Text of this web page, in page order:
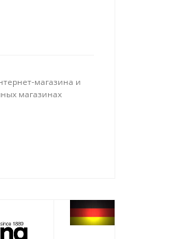
магазина и
магазинах